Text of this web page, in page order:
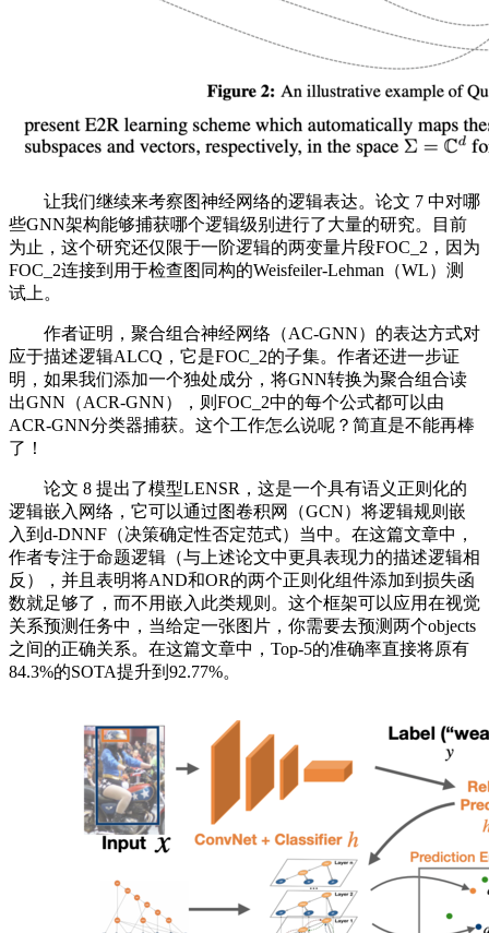
让我们继续来考察图神经网络的逻辑表达。论文 7 中对哪
些GNN架构能够捕获哪个逻辑级别进行了大量的研究。目前
为止，这个研究还仅限于一阶逻辑的两变量片段FOC_2，因为
FOC_2连接到用于检查图同构的Weisfeiler-Lehman（WL）测
试上。
作者证明，聚合组合神经网络（AC-GNN）的表达方式对
应于描述逻辑ALCQ，它是FOC_2的子集。作者还进一步证
明，如果我们添加一个独处成分，将GNN转换为聚合组合读
出GNN（ACR-GNN），则FOC_2中的每个公式都可以由
ACR-GNN分类器捕获。这个工作怎么说呢？简直是不能再棒
了！
论文 8 提出了模型LENSR，这是一个具有语义正则化的
逻辑嵌入网络，它可以通过图卷积网（GCN）将逻辑规则嵌
入到d-DNNF（决策确定性否定范式）当中。在这篇文章中，
作者专注于命题逻辑（与上述论文中更具表现力的描述逻辑相
反），并且表明将AND和OR的两个正则化组件添加到损失函
数就足够了，而不用嵌入此类规则。这个框架可以应用在视觉
关系预测任务中，当给定一张图片，你需要去预测两个objects
之间的正确关系。在这篇文章中，Top-5的准确率直接将原有
84.3%的SOTA提升到92.77%。